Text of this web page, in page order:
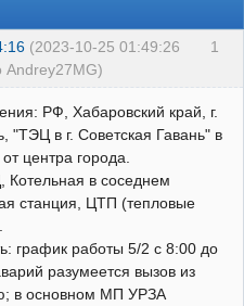
1
(2023-10-25 01:49:26
Andrey27MG)
РФ, Хабаровский край, г.
"ТЭЦ в г. Советская Гавань" в
центра города.
в соседнем
станция, ЦТП (тепловые
график работы 5/2 с 8:00 до
разумеется вызов из
в основном МП УРЗА